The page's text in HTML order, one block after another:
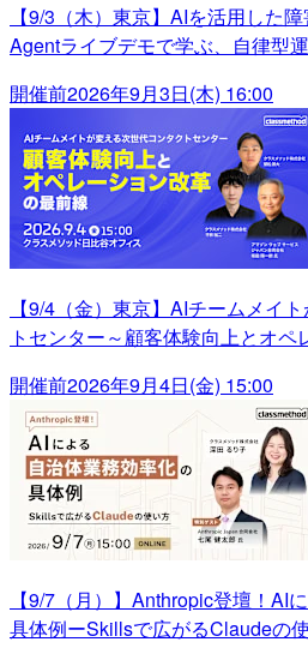
【9/3（木）東京】AIを活用した
Agentライブデモで学ぶ、自律型
開催前2026年9月3日(木) 16:00
【9/4（金）東京】AIチームメイ
トセンター～顧客体験向上とオペ
開催前2026年9月4日(金) 15:00
【9/7（月）】Anthropic登壇！AI
具体例ーSkillsで広がるClaudeの